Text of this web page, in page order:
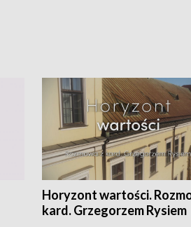
Horyzont wartości.
kard. Grzegorzem Rysiem